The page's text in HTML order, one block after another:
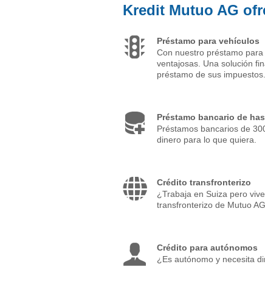
Kredit Mutuo AG
Préstamo para vehículos
Con nuestro préstamo
ventajosas. Una solución
préstamo de sus impuestos.
Préstamo bancario de
Préstamos bancarios de
dinero para lo que quiera.
Crédito transfronterizo
¿Trabaja en Suiza pero
transfronterizo de Mutuo AG.
Crédito para autónomos
¿Es autónomo y necesita